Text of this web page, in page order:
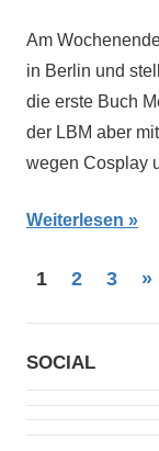
Am
in Berlin und
die erste Buch
der LBM aber
wegen Cosplay
Weiterlesen
1 2 3 »
SOCIAL